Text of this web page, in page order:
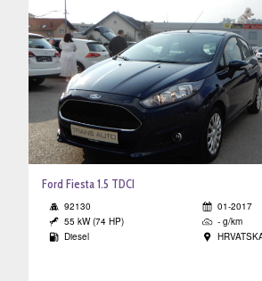
Ford Fiesta 1.5 TDCI
92130
01-2017
55 kW (74 HP)
- g/km
Diesel